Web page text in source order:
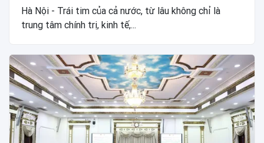
Hà Nội - Trái tim của cả nước, từ lâu không chỉ là
trung tâm chính trị, kinh tế,...